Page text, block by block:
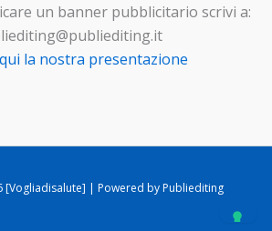
un banner pubblicitario scrivi a:
la nostra presentazione
[Vogliadisalute] | Powered by Publiediting